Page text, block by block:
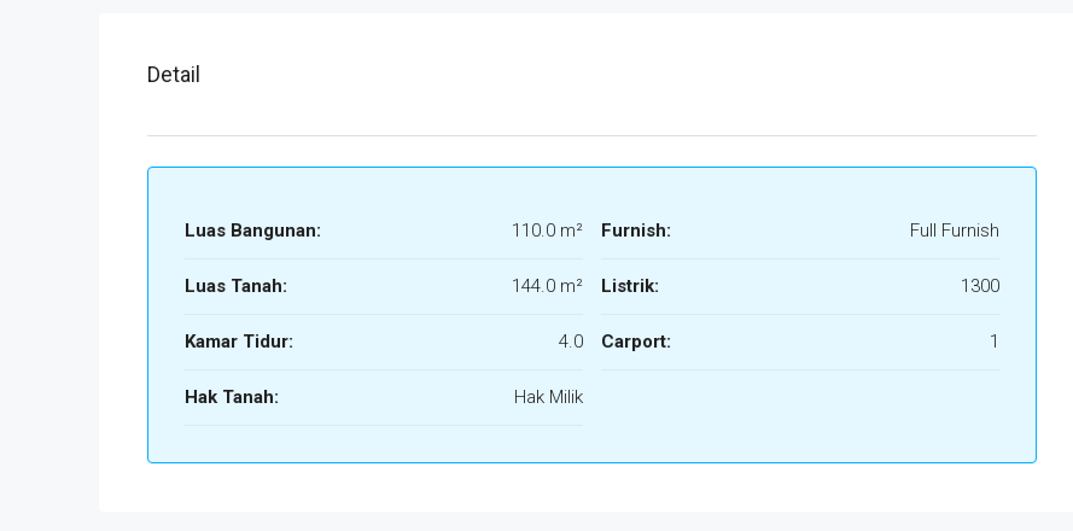
Detail
Luas Bangunan: 110.0 m²
Luas Tanah: 144.0 m²
Kamar Tidur: 4.0
Hak Tanah: Hak Milik
Furnish: Full Furnish
Listrik: 1300
Carport: 1